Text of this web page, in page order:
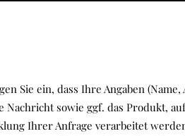
Sie ein, dass Ihre Angaben
sowie ggf. das Produkt,
Ihrer Anfrage verarbeitet